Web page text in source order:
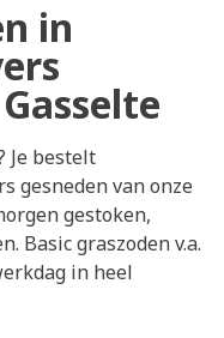
in
Je bestelt
gesneden van onze
gestoken,
Basic graszoden v.a.
in heel